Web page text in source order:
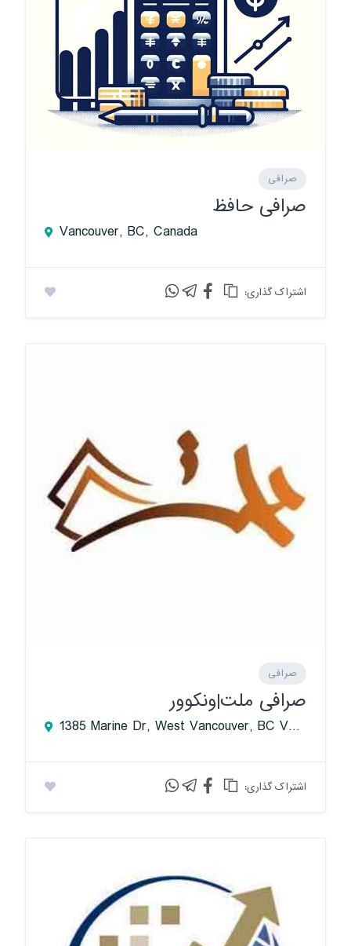
صرافی
صرافی حافظ
Vancouver, BC, Canada
:اشتراک گذاری
صرافی
صرافی ملت|ونکوور
1385 Marine Dr, West Vancouver, BC V7T 1B6, Canada
:اشتراک گذاری